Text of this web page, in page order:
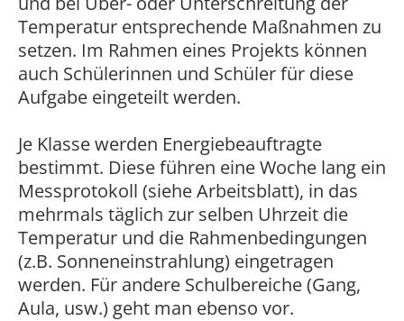
Temperatur entsprechende Maßnahmen zu
setzen. Im Rahmen eines Projekts können
auch Schülerinnen und Schüler für diese
Aufgabe eingeteilt werden.
Je Klasse werden Energiebeauftragte
bestimmt. Diese führen eine Woche lang ein
Messprotokoll (siehe Arbeitsblatt), in das
mehrmals täglich zur selben Uhrzeit die
Temperatur und die Rahmenbedingungen
(z.B. Sonneneinstrahlung) eingetragen
werden. Für andere Schulbereiche (Gang,
Aula, usw.) geht man ebenso vor.